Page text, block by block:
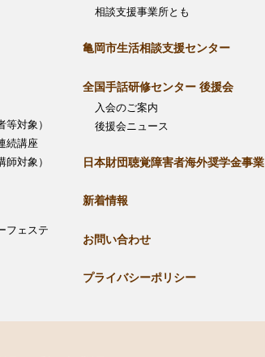
対象）
続講座
対象）
フェステ
相談支援事業所とも
亀岡市生活相談支援センター
全国手話研修センター 後援会
入会のご案内
後援会ニュース
日本財団聴覚障害者海外奨学金事業
新着情報
お問い合わせ
プライバシーポリシー